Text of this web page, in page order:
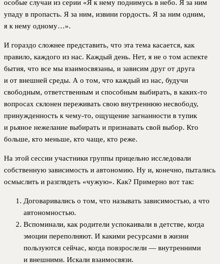
особые случаи из серии «Я к нему поднимусь в небо. Я за ним
упаду в пропасть. Я за ним, извини гордость. Я за ним одним,
я к нему одному…».
И гораздо сложнее представить, что эта тема касается, как
правило, каждого из нас. Каждый день. Нет, я не о том аспекте
бытия, что все мы взаимосвязаны, и зависим друг от друга
и от внешней среды. А о том, что каждый из нас, будучи
свободным, ответственным и способным выбирать, в каких-то
вопросах склонен переживать свою внутреннюю несвободу,
принужденность к чему-то, ощущение загнанности в тупик
и рьяное нежелание выбирать и признавать свой выбор. Кто
больше, кто меньше, кто чаще, кто реже.
На этой сессии участники группы прицельно исследовали
собственную зависимость и автономию. Ну и, конечно, пытались
осмыслить и разглядеть «чужую». Как? Примерно вот так:
Договаривались о том, что называть зависимостью, а что
автономностью.
Вспоминали, как родители успокаивали в детстве, когда
эмоции переполняют. И какими ресурсами в жизни
пользуются сейчас, когда повзрослели — внутренними
и внешними. Искали взаимосвязи.